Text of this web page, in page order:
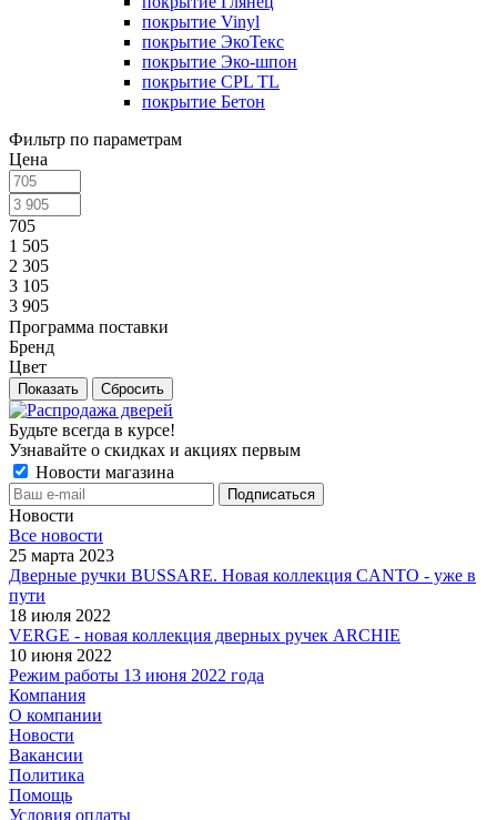
покрытие Vinyl
покрытие ЭкоТекс
покрытие Эко-шпон
покрытие CPL TL
покрытие Бетон
Фильтр по параметрам
Цена
705
1 505
2 305
3 105
3 905
Программа поставки
Бренд
Цвет
Сбросить
Будьте всегда в курсе!
Узнавайте о скидках и акциях первым
Новости магазина
Новости
Все новости
25 марта 2023
Дверные ручки BUSSARE. Новая коллекция CANTO - уже в
пути
18 июля 2022
VERGE - новая коллекция дверных ручек ARCHIE
10 июня 2022
Режим работы 13 июня 2022 года
Компания
О компании
Новости
Вакансии
Политика
Помощь
Условия оплаты